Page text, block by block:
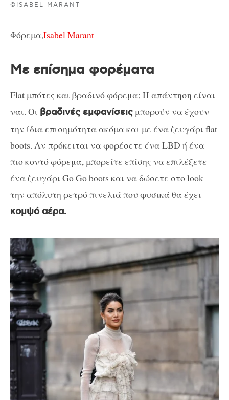
©ISABEL MARANT
Φόρεμα,Isabel Marant
Με επίσημα φορέματα
Flat μπότες και βραδινό φόρεμα; Η απάντηση είναι
ναι. Οι βραδινές εμφανίσεις μπορούν να έχουν
την ίδια επισημότητα ακόμα και με ένα ζευγάρι flat
boots. Αν πρόκειται να φορέσετε ένα LBD ή ένα
πιο κοντό φόρεμα, μπορείτε επίσης να επιλέξετε
ένα ζευγάρι Go Go boots και να δώσετε στο look
την απόλυτη ρετρό πινελιά που φυσικά θα έχει
κομψό αέρα.